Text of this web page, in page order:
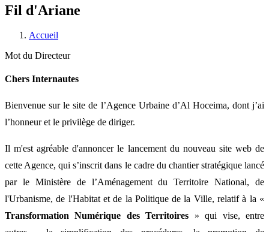
Fil d'Ariane
Accueil
Mot du Directeur
Chers Internautes
Bienvenue sur le site de l’Agence Urbaine d’Al Hoceima, dont j’ai
l’honneur et le privilège de diriger.
Il m'est agréable d'annoncer le lancement du nouveau site web de
cette Agence, qui s’inscrit dans le cadre du chantier stratégique lancé
par le Ministère de l’Aménagement du Territoire National, de
l'Urbanisme, de l'Habitat et de la Politique de la Ville, relatif à la «
Transformation Numérique des Territoires » qui vise, entre